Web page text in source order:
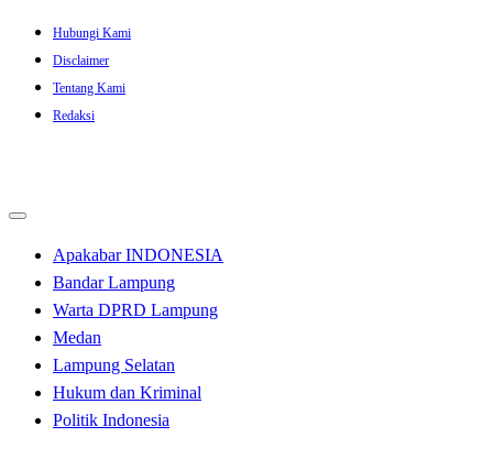
Skip
content
Hubungi Kami
Disclaimer
Tentang Kami
Redaksi
Apakabar INDONESIA
Bandar Lampung
Warta DPRD Lampung
Medan
Lampung Selatan
Hukum dan Kriminal
Politik Indonesia